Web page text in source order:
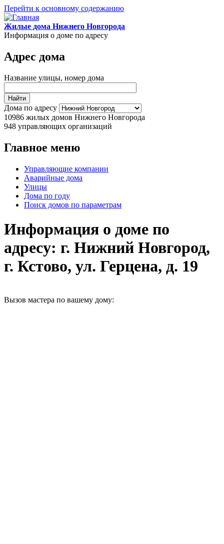
Перейти к основному содержанию
Жилые дома Нижнего Новгорода
Информация о доме по адресу
Адрес дома
Название улицы, номер дома
Дома по адресу
10986 жилых домов Нижнего Новгорода
948 управляющих организаций
Главное меню
Управляющие компании
Аварийные дома
Улицы
Дома по году
Поиск домов по параметрам
Информация о доме по
адресу: г. Нижний Новгород,
г. Кстово, ул. Герцена, д. 19
Вызов мастера по вашему дому: